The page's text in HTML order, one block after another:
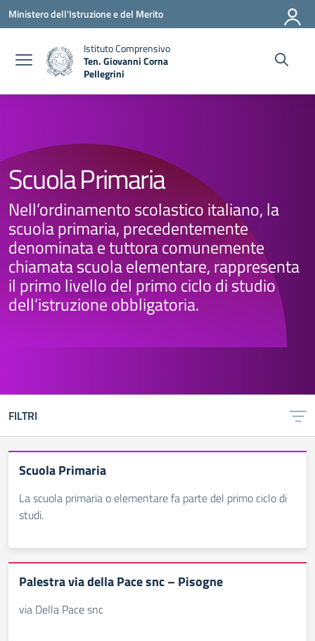
Vai ai contenuti
Vai al menu di navigazione
Vai al footer
Ministero dell'Istruzione e del Merito
Istituto Comprensivo
Ten. Giovanni Corna
Pellegrini
Scuola Primaria
Nell’ordinamento scolastico italiano, la
scuola primaria, precedentemente
denominata e tuttora comunemente
chiamata scuola elementare, rappresenta
il primo livello del primo ciclo di studio
dell’istruzione obbligatoria.
FILTRI
Scuola Primaria
La scuola primaria o elementare fa parte del primo ciclo di
studi.
Palestra via della Pace snc – Pisogne
via Della Pace snc